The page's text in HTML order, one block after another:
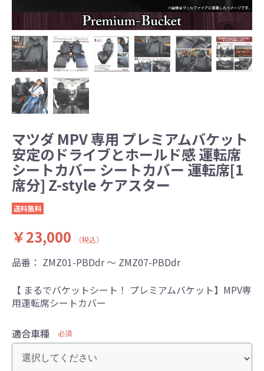
マツダ MPV 専用 プレミアムバケット
安定のドライブとホールド感 運転席
シートカバー シートカバー 運転席[1
席分] Z-style ケアスター
送料無料
￥23,000 （税込）
品番： ZMZ01-PBDdr ～ ZMZ07-PBDdr
【 まるでバケットシート！ プレミアムバケット】MPV専
用運転席シートカバー
適合車種 必須